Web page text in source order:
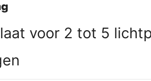
voor 2 tot 5